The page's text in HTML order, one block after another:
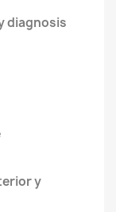
diagnosis
y